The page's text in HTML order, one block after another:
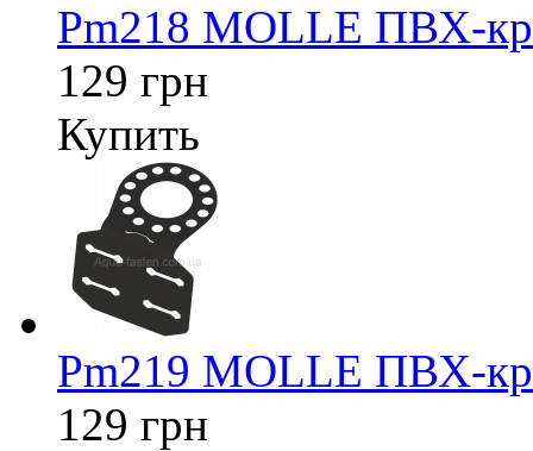
Pm218 MOLLE ПВХ-
129 грн
Купить
Pm219 MOLLE ПВХ-
129 грн